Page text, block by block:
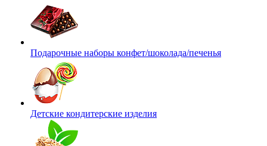
Подарочные наборы конфет/шоколада/печенья
Детские кондитерские изделия